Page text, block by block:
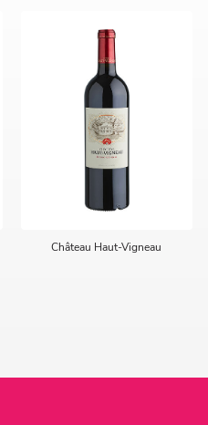
Château Haut-Vigneau